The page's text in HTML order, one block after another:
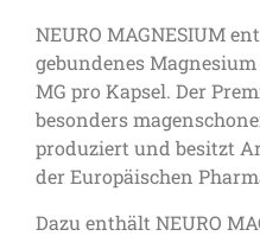
NEURO MAGNESIUM
gebundenes
MG pro Kapsel. Der
besonders
produziert und besitzt
der Europäischen
Dazu enthält NEURO